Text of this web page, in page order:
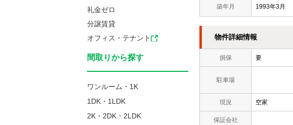
築年月 1993年3月
物件詳細情報
損保 要
駐車場
現況 空家
保証会社
礼金ゼロ
分譲賃貸
オフィス・テナント
間取りから探す
ワンルーム・1K
1DK・1LDK
2K・2DK・2LDK